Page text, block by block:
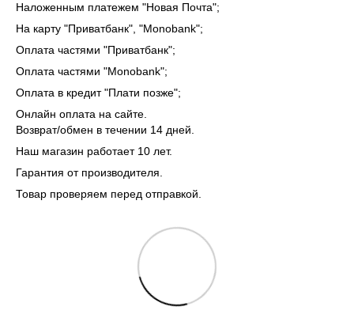
Наложенным платежем "Новая Почта";
На карту "Приватбанк", "Monobank";
Оплата частями "Приватбанк";
Оплата частями "Monobank";
Оплата в кредит "Плати позже";
Онлайн оплата на сайте.
Возврат/обмен в течении 14 дней.
Наш магазин работает 10 лет.
Гарантия от производителя.
Товар проверяем перед отправкой.